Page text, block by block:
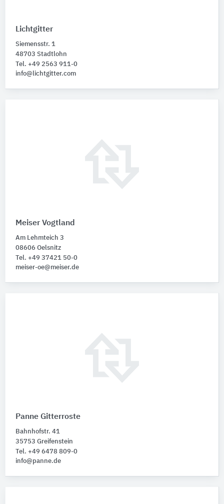
Lichtgitter
Siemensstr. 1
48703 Stadtlohn
Tel. +49 2563 911-0
info@lichtgitter.com
Meiser Vogtland
Am Lehmteich 3
08606 Oelsnitz
Tel. +49 37421 50-0
meiser-oe@meiser.de
Panne Gitterroste
Bahnhofstr. 41
35753 Greifenstein
Tel. +49 6478 809-0
info@panne.de